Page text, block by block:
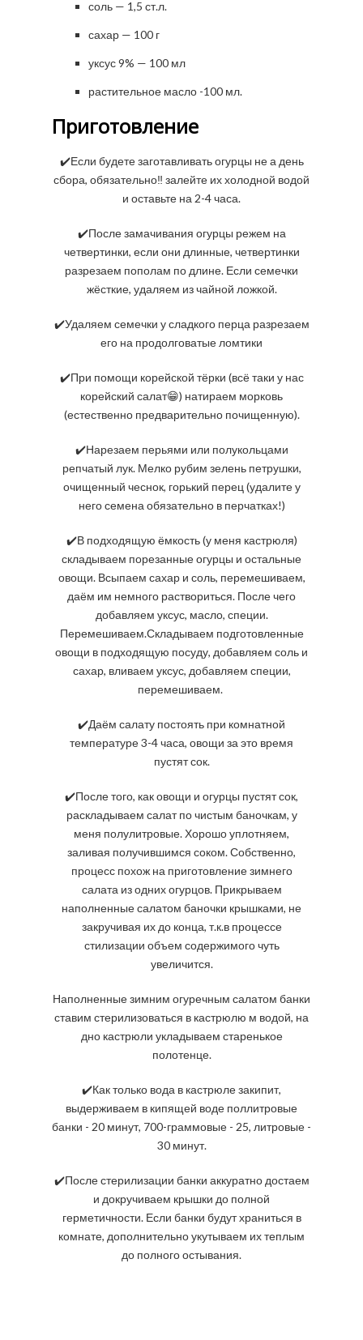
соль — 1,5 ст.л.
сахар — 100 г
уксус 9% — 100 мл
растительное масло -100 мл.
Приготовление
✔️Если будете заготавливать огурцы не а день
сбора, обязательно‼️ залейте их холодной водой
и оставьте на 2-4 часа.
✔️После замачивания огурцы режем на
четвертинки, если они длинные, четвертинки
разрезаем пополам по длине. Если семечки
жёсткие, удаляем из чайной ложкой.
✔️Удаляем семечки у сладкого перца разрезаем
его на продолговатые ломтики
✔️При помощи корейской тёрки (всё таки у нас
корейский салат😁) натираем морковь
(естественно предварительно почищенную).
✔️Нарезаем перьями или полукольцами
репчатый лук. Мелко рубим зелень петрушки,
очищенный чеснок, горький перец (удалите у
него семена обязательно в перчатках!)
✔️В подходящую ёмкость (у меня кастрюля)
складываем порезанные огурцы и остальные
овощи. Всыпаем сахар и соль, перемешиваем,
даём им немного раствориться. После чего
добавляем уксус, масло, специи.
Перемешиваем.Складываем подготовленные
овощи в подходящую посуду, добавляем соль и
сахар, вливаем уксус, добавляем специи,
перемешиваем.
✔️Даём салату постоять при комнатной
температуре 3-4 часа, овощи за это время
пустят сок.
✔️После того, как овощи и огурцы пустят сок,
раскладываем салат по чистым баночкам, у
меня полулитровые. Хорошо уплотняем,
заливая получившимся соком. Собственно,
процесс похож на приготовление зимнего
салата из одних огурцов. Прикрываем
наполненные салатом баночки крышками, не
закручивая их до конца, т.к.в процессе
стилизации объем содержимого чуть
увеличится.
Наполненные зимним огуречным салатом банки
ставим стерилизоваться в кастрюлю м водой, на
дно кастрюли укладываем старенькое
полотенце.
✔️Как только вода в кастрюле закипит,
выдерживаем в кипящей воде поллитровые
банки - 20 минут, 700-граммовые - 25, литровые -
30 минут.
✔️После стерилизации банки аккуратно достаем
и докручиваем крышки до полной
герметичности. Если банки будут храниться в
комнате, дополнительно укутываем их теплым
до полного остывания.